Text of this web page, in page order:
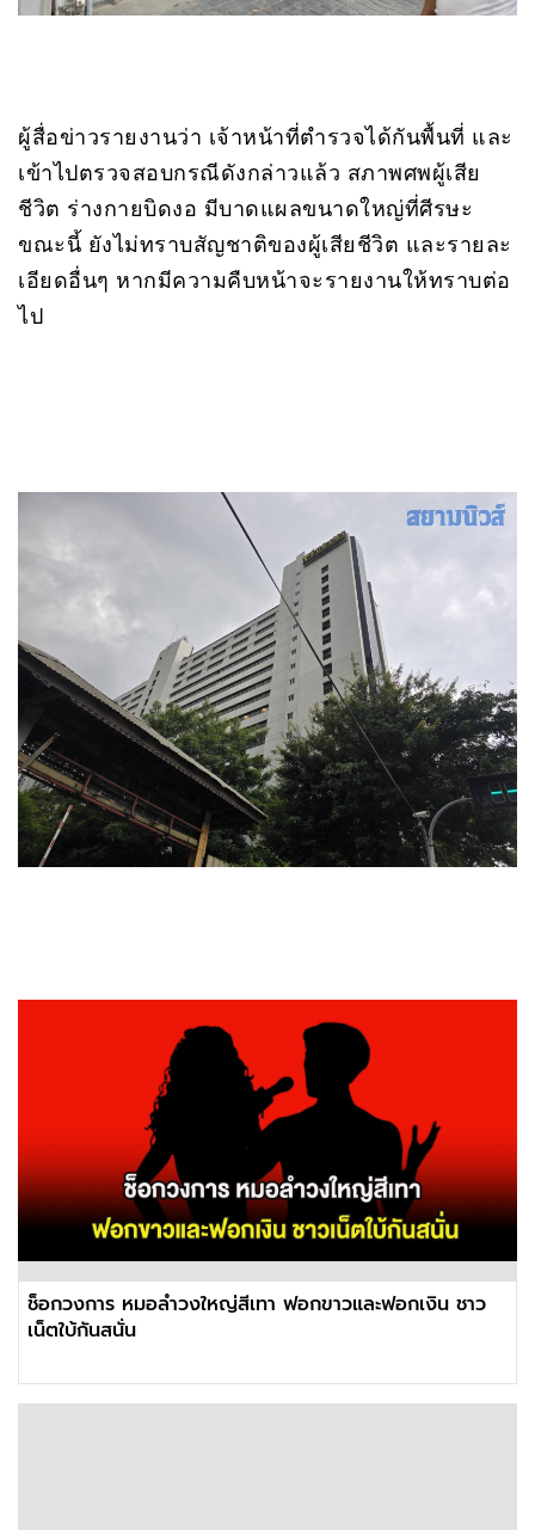
ผู้สื่อข่าวรายงานว่า เจ้าหน้าที่ตำรวจได้กันพื้นที่ และ
เข้าไปตรวจสอบกรณีดังกล่าวแล้ว สภาพศพผู้เสีย
ชีวิต ร่างกายบิดงอ มีบาดแผลขนาดใหญ่ที่ศีรษะ
ขณะนี้ ยังไม่ทราบสัญชาติของผู้เสียชีวิต และรายละ
เอียดอื่นๆ หากมีความคืบหน้าจะรายงานให้ทราบต่อ
ไป
ช็อกวงการ หมอลำวงใหญ่สีเทา ฟอกขาวและฟอกเงิน ชาว
เน็ตใบ้กันสนั่น